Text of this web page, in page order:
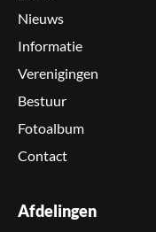
Nieuws
Informatie
Verenigingen
Bestuur
Fotoalbum
Contact
Afdelingen